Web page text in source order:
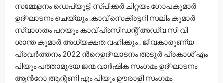
സമ്മേളനം ഡെപ്യൂട്ടി സ്പീക്കര്‍ ചിറ്റയം ഗോപകുമാര്‍
ഉദ്ഘാടനം ചെയ്യും .കാവ് സെക്രട്ടറി സലിം കുമാര്‍
സ്വാഗതം പറയും കാവ് പ്രസിഡന്റ് അഡ്വ സി വി
ശാന്ത കുമാര്‍ അധ്യക്ഷത വഹിക്കും . ജീവകാരുണ്യ
പ്രവര്‍ത്തനം 2022 ന്‍റെഉദ്ഘാടനം അടൂര്‍ പ്രകാശ് എം
പിയും പത്താമുദയ ജന്മ വാര്‍ഷിക സംഗമം ഉദ്ഘാടനം
ആന്‍റോ ആന്റണി എം പിയും ഊരാളി സംഗമം